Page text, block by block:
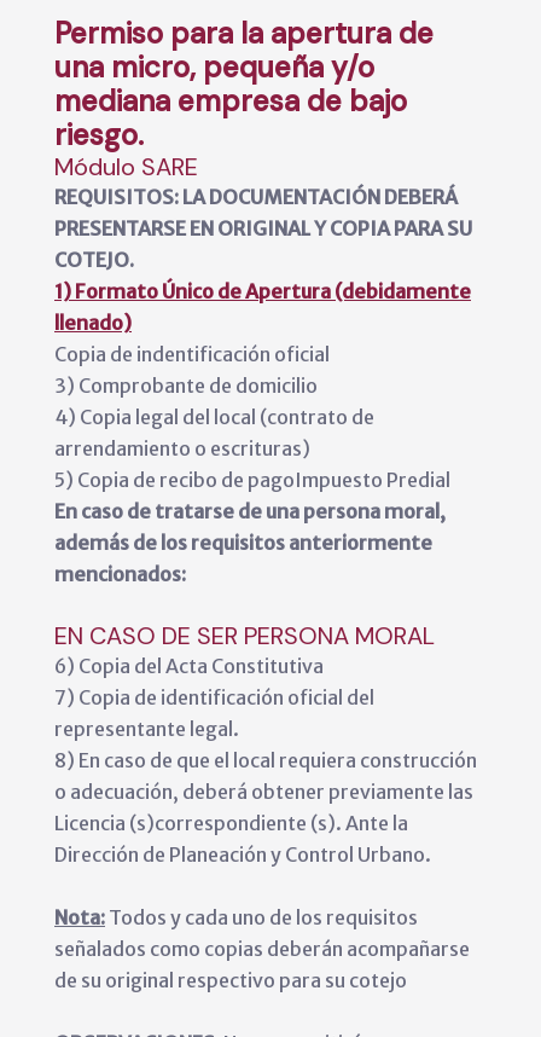
Permiso para la apertura de
una micro, pequeña y/o
mediana empresa de bajo
riesgo.
Módulo SARE
REQUISITOS: LA DOCUMENTACIÓN DEBERÁ
PRESENTARSE EN ORIGINAL Y COPIA PARA SU
COTEJO.
1) Formato Único de Apertura (debidamente
llenado)
Copia de indentificación oficial
3) Comprobante de domicilio
4) Copia legal del local (contrato de
arrendamiento o escrituras)
5) Copia de recibo de pagoImpuesto Predial
En caso de tratarse de una persona moral,
además de los requisitos anteriormente
mencionados:
EN CASO DE SER PERSONA MORAL
6) Copia del Acta Constitutiva
7) Copia de identificación oficial del
representante legal.
8) En caso de que el local requiera construcción
o adecuación, deberá obtener previamente las
Licencia (s)correspondiente (s). Ante la
Dirección de Planeación y Control Urbano.
Nota: Todos y cada uno de los requisitos
señalados como copias deberán acompañarse
de su original respectivo para su cotejo